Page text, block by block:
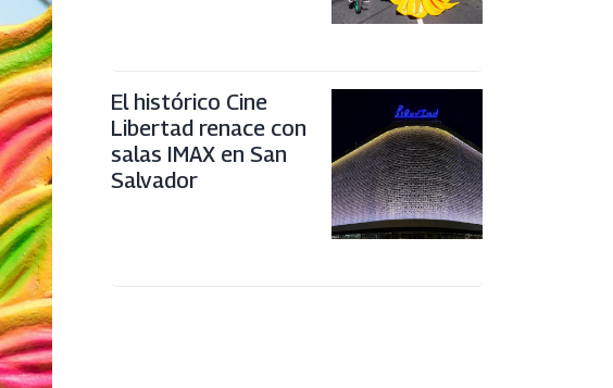
El histórico Cine
Libertad renace con
salas IMAX en San
Salvador